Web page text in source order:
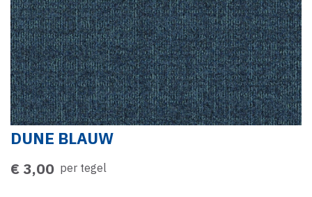
DUNE BLAUW
€ 3,00 per tegel